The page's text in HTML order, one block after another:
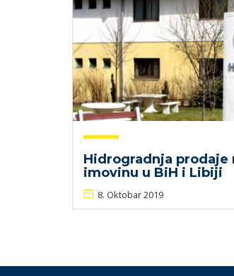
Hidrogradnja prodaje
imovinu u BiH i Libiji​
8. Oktobar 2019